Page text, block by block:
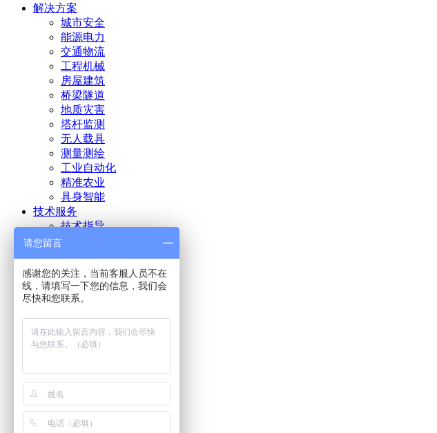
解决方案
城市安全
能源电力
交通物流
工程机械
房屋建筑
桥梁隧道
地质灾害
塔杆监测
无人载具
测量测绘
工业自动化
精准农业
具身智能
技术服务
技术指导
常见问题
服务中心
关于我们
企业概况
发展历程
走进北微
资质证书
新闻动态
北微动态
行业资讯
联系我们
请您留言
感谢您的关注，当前客服人员不在
线，请填写一下您的信息，我们会
尽快和您联系。